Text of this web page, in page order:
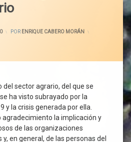
1 JUNIO 2020
POR ENRIQUE CABERO MORÁN
del sector agrario, del que se
ha visto subrayado por la
y la crisis generada por ella.
agradecimiento la implicación y
de las organizaciones
en general, de las personas del